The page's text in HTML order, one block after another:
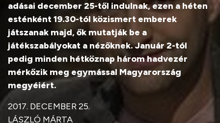
adásai december 25-től indulnak, ezen a héten
esténként 19.30-tól közismert emberek
játszanak majd, ők mutatják be a
játékszabályokat a nézőknek. Január 2-tól
pedig minden hétköznap három hadvezér
mérkőzik meg egymással Magyarország
megyéiért.
2017. DECEMBER 25.
LÁSZLÓ MÁRTA